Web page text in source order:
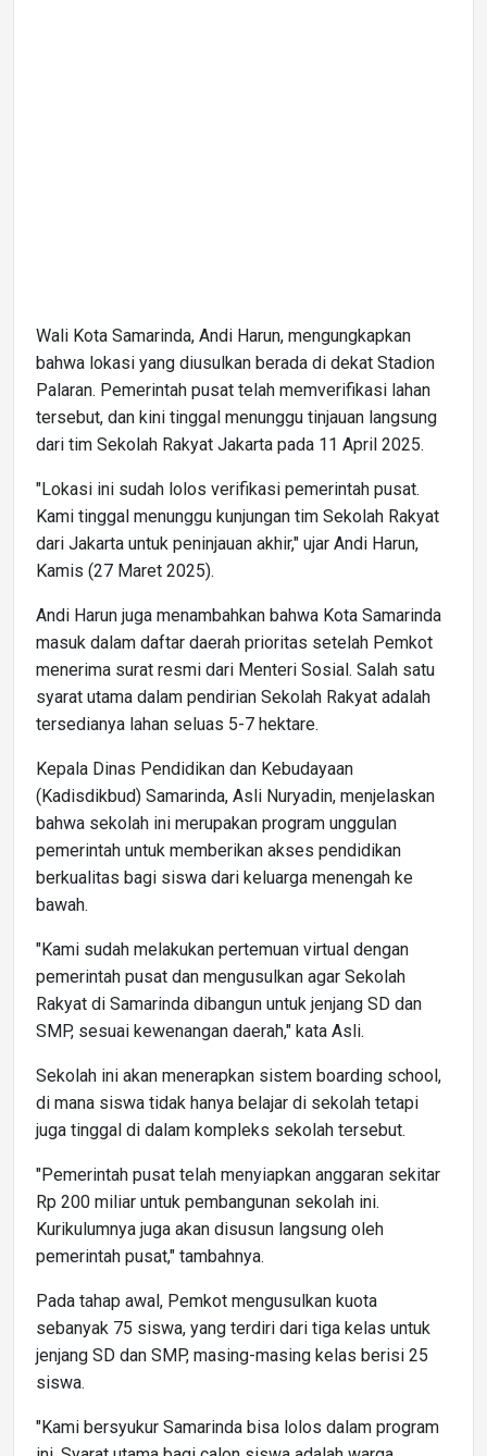
Wali Kota Samarinda, Andi Harun, mengungkapkan
bahwa lokasi yang diusulkan berada di dekat Stadion
Palaran. Pemerintah pusat telah memverifikasi lahan
tersebut, dan kini tinggal menunggu tinjauan langsung
dari tim Sekolah Rakyat Jakarta pada 11 April 2025.
"Lokasi ini sudah lolos verifikasi pemerintah pusat.
Kami tinggal menunggu kunjungan tim Sekolah Rakyat
dari Jakarta untuk peninjauan akhir," ujar Andi Harun,
Kamis (27 Maret 2025).
Andi Harun juga menambahkan bahwa Kota Samarinda
masuk dalam daftar daerah prioritas setelah Pemkot
menerima surat resmi dari Menteri Sosial. Salah satu
syarat utama dalam pendirian Sekolah Rakyat adalah
tersedianya lahan seluas 5-7 hektare.
Kepala Dinas Pendidikan dan Kebudayaan
(Kadisdikbud) Samarinda, Asli Nuryadin, menjelaskan
bahwa sekolah ini merupakan program unggulan
pemerintah untuk memberikan akses pendidikan
berkualitas bagi siswa dari keluarga menengah ke
bawah.
"Kami sudah melakukan pertemuan virtual dengan
pemerintah pusat dan mengusulkan agar Sekolah
Rakyat di Samarinda dibangun untuk jenjang SD dan
SMP, sesuai kewenangan daerah," kata Asli.
Sekolah ini akan menerapkan sistem boarding school,
di mana siswa tidak hanya belajar di sekolah tetapi
juga tinggal di dalam kompleks sekolah tersebut.
"Pemerintah pusat telah menyiapkan anggaran sekitar
Rp 200 miliar untuk pembangunan sekolah ini.
Kurikulumnya juga akan disusun langsung oleh
pemerintah pusat," tambahnya.
Pada tahap awal, Pemkot mengusulkan kuota
sebanyak 75 siswa, yang terdiri dari tiga kelas untuk
jenjang SD dan SMP, masing-masing kelas berisi 25
siswa.
"Kami bersyukur Samarinda bisa lolos dalam program